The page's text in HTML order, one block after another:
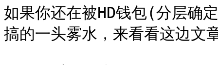
如果你还在被HD钱包(分层
搞的一头雾水，来看看这边文